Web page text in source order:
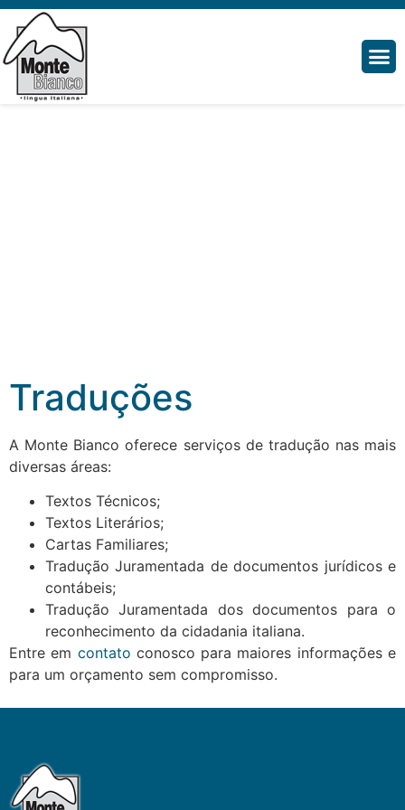
Traduções
A Monte Bianco oferece serviços de tradução nas mais
diversas áreas:
Textos Técnicos;
Textos Literários;
Cartas Familiares;
Tradução Juramentada de documentos jurídicos e
contábeis;
Tradução Juramentada dos documentos para o
reconhecimento da cidadania italiana.
Entre em contato conosco para maiores informações e
para um orçamento sem compromisso.